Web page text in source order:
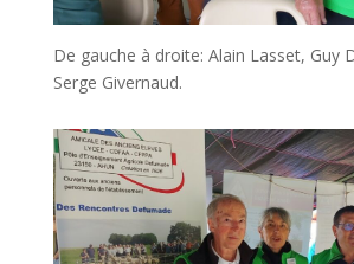
De gauche à droite: Alain Lasset, Guy
Serge Givernaud.